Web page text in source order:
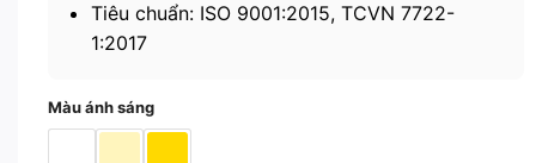
Tiêu chuẩn: ISO 9001:2015, TCVN 7722-
1:2017
Màu ánh sáng